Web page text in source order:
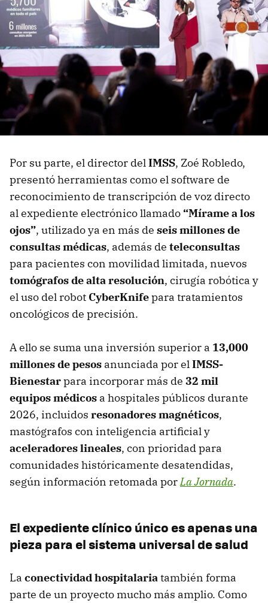
Por su parte, el director delIMSS, Zoé Robledo,
presentó herramientas como el software de
reconocimiento de transcripción de voz directo
al expediente electrónico llamado“Mírame a los
ojos”, utilizado ya en más de seis millones de
consultas médicas, además de teleconsultas
para pacientes con movilidad limitada, nuevos
tomógrafos de alta resolución, cirugía robótica y
el uso del robot CyberKnifepara tratamientos
oncológicos de precisión.
A ello se suma una inversión superior a 13,000
millones de pesos anunciada por elIMSS-
Bienestarpara incorporar más de 32 mil
equipos médicos a hospitales públicos durante
2026, incluidos resonadores magnéticos,
mastógrafos con inteligencia artificial y
aceleradores lineales, con prioridad para
comunidades históricamente desatendidas,
según información retomada porLa Jornada.
El expediente clínico único es apenas una
pieza para el sistema universal de salud
La conectividad hospitalariatambién forma
parte de un proyecto mucho más amplio. Como